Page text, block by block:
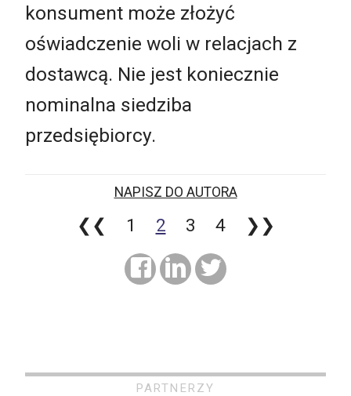
konsument może złożyć
oświadczenie woli w relacjach z
dostawcą. Nie jest koniecznie
nominalna siedziba
przedsiębiorcy.
NAPISZ DO AUTORA
❮❮ 1 2 3 4 ❯❯
PARTNERZY